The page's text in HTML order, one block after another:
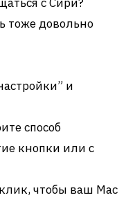
тоже довольно
и
способ
кнопки или с
чтобы ваш Mac